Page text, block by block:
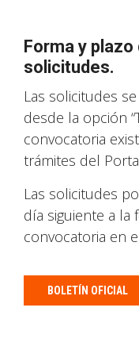
Forma y
solicitudes.
Las solicitudes
desde la opción
convocatoria
trámites del
Las solicitudes
día siguiente a la
convocatoria en
BOLETÍN OFICIAL